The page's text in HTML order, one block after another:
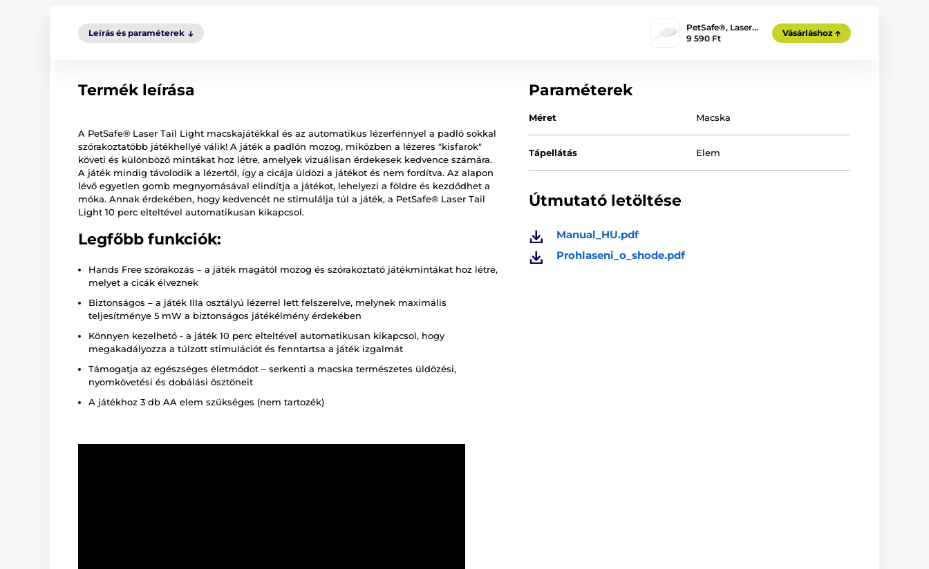
Leírás és paraméterek
PetSafe®, Laser…
9 590 Ft
Vásárláshoz
Termék leírása
A PetSafe® Laser Tail Light macskajátékkal és az automatikus lézerfénnyel a padló sokkal
szórakoztatóbb játékhellyé válik! A játék a padlón mozog, miközben a lézeres "kisfarok"
követi és különböző mintákat hoz létre, amelyek vizuálisan érdekesek kedvence számára.
A játék mindig távolodik a lézertől, így a cicája üldözi a játékot és nem fordítva. Az alapon
lévő egyetlen gomb megnyomásával elindítja a játékot, lehelyezi a földre és kezdődhet a
móka. Annak érdekében, hogy kedvencét ne stimulálja túl a játék, a PetSafe® Laser Tail
Light 10 perc elteltével automatikusan kikapcsol.
Legfőbb funkciók:
Hands Free szórakozás – a játék magától mozog és szórakoztató játékmintákat hoz létre,
melyet a cicák élveznek
Biztonságos – a játék IIIa osztályú lézerrel lett felszerelve, melynek maximális
teljesítménye 5 mW a biztonságos játékélmény érdekében
Könnyen kezelhető - a játék 10 perc elteltével automatikusan kikapcsol, hogy
megakadályozza a túlzott stimulációt és fenntartsa a játék izgalmát
Támogatja az egészséges életmódot – serkenti a macska természetes üldözési,
nyomkövetési és dobálási ösztöneit
A játékhoz 3 db AA elem szükséges (nem tartozék)
Paraméterek
Méret Macska
Tápellátás Elem
Útmutató letöltése
Manual_HU.pdf
Prohlaseni_o_shode.pdf